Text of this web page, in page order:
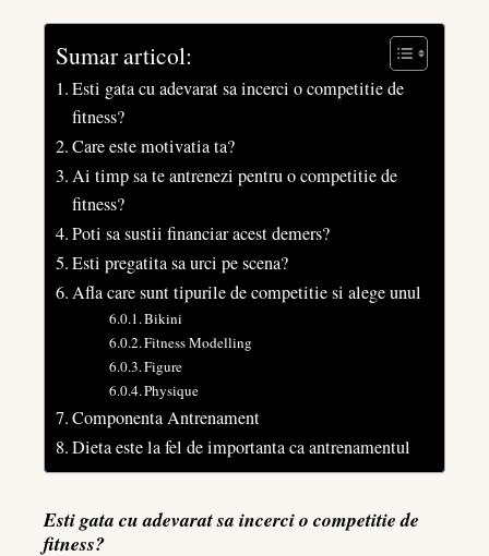
Sumar articol:
Esti gata cu adevarat sa incerci o competitie de
fitness?
Care este motivatia ta?
Ai timp sa te antrenezi pentru o competitie de
fitness?
Poti sa sustii financiar acest demers?
Esti pregatita sa urci pe scena?
Afla care sunt tipurile de competitie si alege unul
Bikini
Fitness Modelling
Figure
Physique
Componenta Antrenament
Dieta este la fel de importanta ca antrenamentul
Esti gata cu adevarat sa incerci o competitie de
fitness?